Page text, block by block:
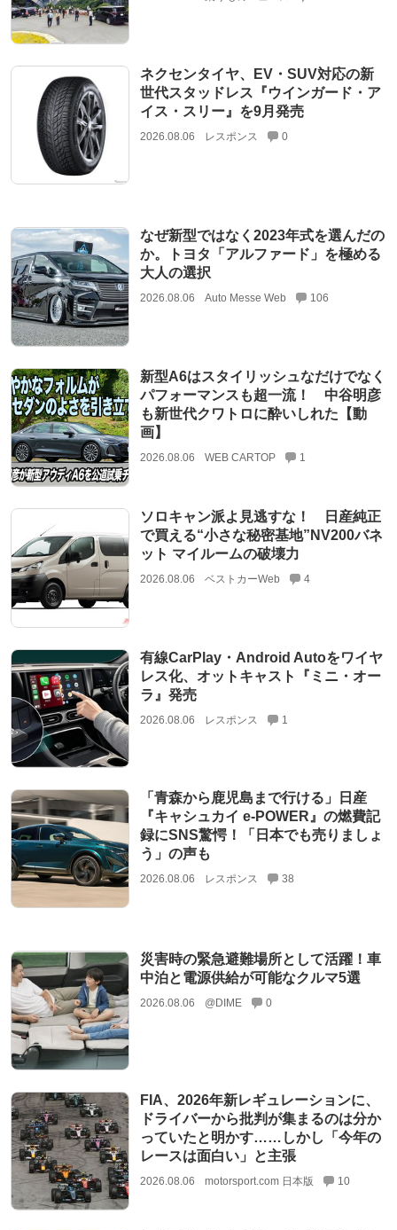
ネクセンタイヤ、EV・SUV対応の新
世代スタッドレス『ウインガード・ア
イス・スリー』を9月発売
2026.08.06 レスポンス 0
なぜ新型ではなく2023年式を選んだの
か。トヨタ「アルファード」を極める
大人の選択
2026.08.06 Auto Messe Web 106
新型A6はスタイリッシュなだけでなく
パフォーマンスも超一流！ 中谷明彦
も新世代クワトロに酔いしれた【動
画】
2026.08.06 WEB CARTOP 1
ソロキャン派よ見逃すな！ 日産純正
で買える“小さな秘密基地”NV200バネ
ット マイルームの破壊力
2026.08.06 ベストカーWeb 4
有線CarPlay・Android Autoをワイヤ
レス化、オットキャスト『ミニ・オー
ラ』発売
2026.08.06 レスポンス 1
「青森から鹿児島まで行ける」日産
『キャシュカイ e-POWER』の燃費記
録にSNS驚愕！「日本でも売りましょ
う」の声も
2026.08.06 レスポンス 38
災害時の緊急避難場所として活躍！車
中泊と電源供給が可能なクルマ5選
2026.08.06 @DIME 0
FIA、2026年新レギュレーションに、
ドライバーから批判が集まるのは分か
っていたと明かす……しかし「今年の
レースは面白い」と主張
2026.08.06 motorsport.com 日本版 10